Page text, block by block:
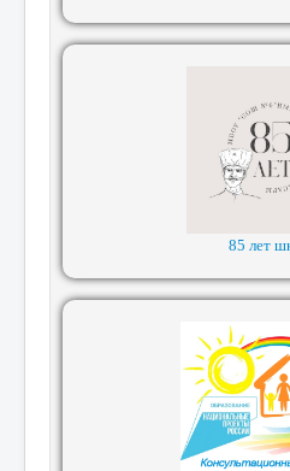
85 лет